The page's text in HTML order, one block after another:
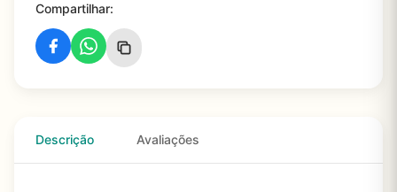
Compartilhar:
Descrição Avaliações